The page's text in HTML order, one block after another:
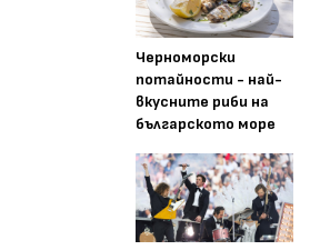
Черноморски
потайности - най-
вкусните риби на
българското море